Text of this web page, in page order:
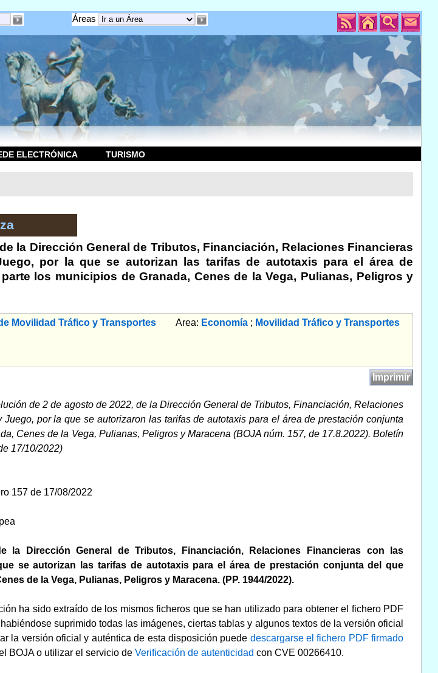
Áreas
ELECTRÓNICA TURISMO
la Dirección General de Tributos, Financiación, Relaciones Financieras
por la que se autorizan las tarifas de autotaxis para el área de
los municipios de Granada, Cenes de la Vega, Pulianas, Peligros y
Movilidad Tráfico y Transportes Area: Economía; Movilidad Tráfico y Transportes
Imprimir
de 2 de agosto de 2022, de la Dirección General de Tributos, Financiación, Relaciones
por la que se autorizaron las tarifas de autotaxis para el área de prestación conjunta
Cenes de la Vega, Pulianas, Peligros y Maracena (BOJA núm. 157, de 17.8.2022). Boletín
17/10/2022)
157 de 17/08/2022
la Dirección General de Tributos, Financiación, Relaciones Financieras con las
se autorizan las tarifas de autotaxis para el área de prestación conjunta del que
de la Vega, Pulianas, Peligros y Maracena. (PP. 1944/2022).
ha sido extraído de los mismos ficheros que se han utilizado para obtener el fichero PDF
suprimido todas las imágenes, ciertas tablas y algunos textos de la versión oficial
la versión oficial y auténtica de esta disposición puede descargarse el fichero PDF firmado
BOJA o utilizar el servicio de Verificación de autenticidad con CVE 00266410.